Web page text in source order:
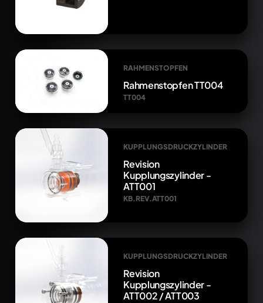
RAHMENSTOPFEN
Rahmenstopfen TT004
TT004
KUPPLUNGSDRUCKZYLINDER
Revision
Kupplungszylinder -
ATT001
KB.REV.ATT001
KUPPLUNGSDRUCKZYLINDER
Revision
Kupplungszylinder -
ATT002 / ATT003